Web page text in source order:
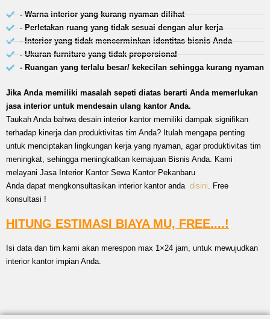
- Warna interior yang kurang nyaman dilihat
- Perletakan ruang yang tidak sesuai dengan alur kerja
- Interior yang tidak mencerminkan identitas bisnis Anda
- Ukuran furniture yang tidak proporsional
- Ruangan yang terlalu besar/ kekecilan sehingga kurang nyaman
Jika Anda memiliki masalah sepeti diatas berarti Anda memerlukan
jasa interior untuk mendesain ulang kantor Anda.
Taukah Anda bahwa desain interior kantor memiliki dampak signifikan
terhadap kinerja dan produktivitas tim Anda? Itulah mengapa penting
untuk menciptakan lingkungan kerja yang nyaman, agar produktivitas tim
meningkat, sehingga meningkatkan kemajuan Bisnis Anda. Kami
melayani Jasa Interior Kantor Sewa Kantor Pekanbaru
Anda dapat mengkonsultasikan interior kantor anda disini. Free
konsultasi !
HITUNG ESTIMASI BIAYA MU, FREE....!
Isi data dan tim kami akan merespon max 1×24 jam, untuk mewujudkan
interior kantor impian Anda.